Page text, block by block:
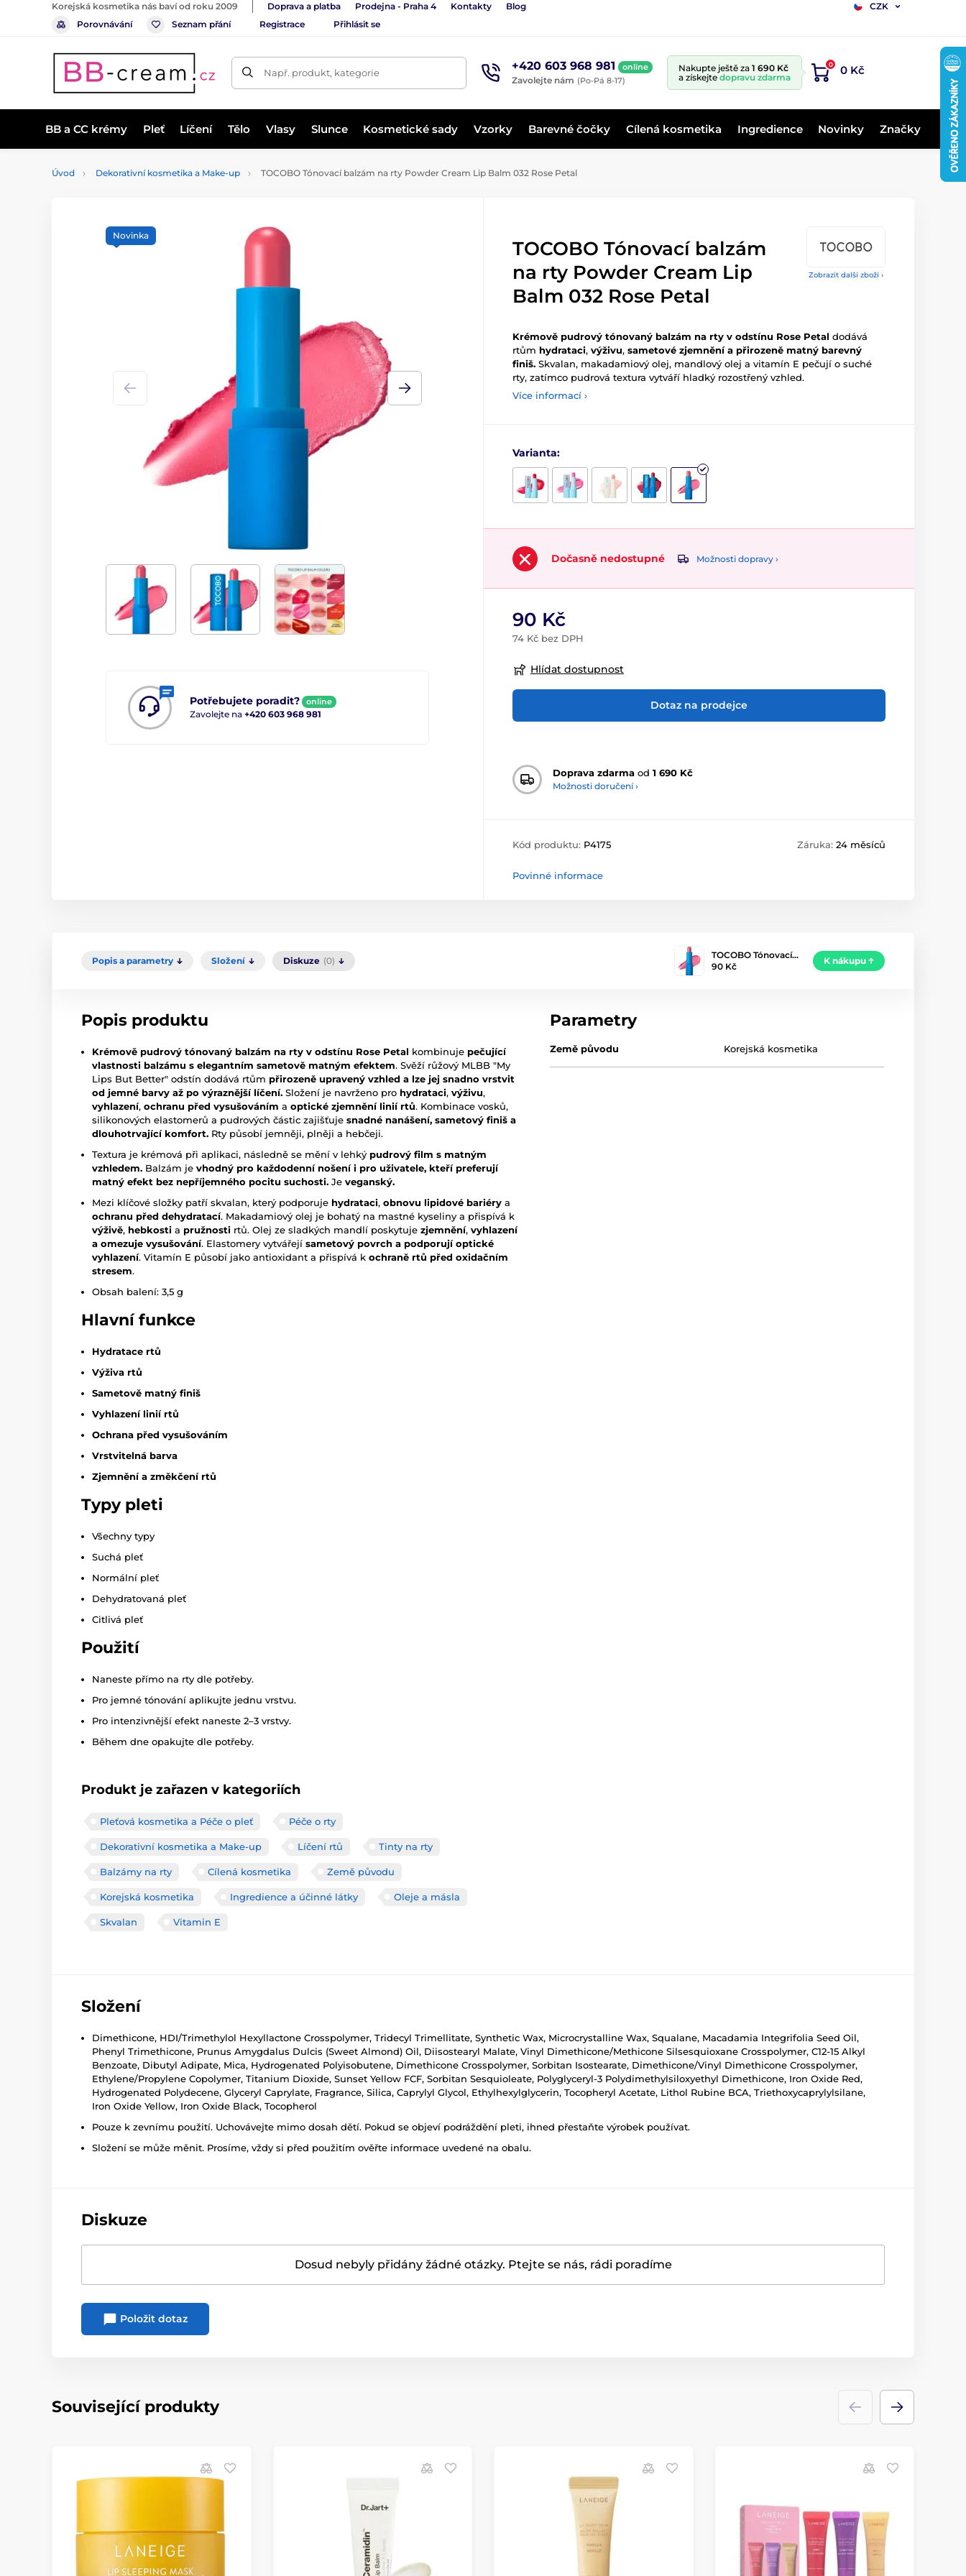
Korejská kosmetika nás baví od roku 2009 Doprava a platba Prodejna - Praha 4 Kontakty Blog
CZK
Porovnávání
Seznam přání Registrace Přihlásit se
Např. produkt, kategorie +420 603 968 981 online
Zavolejte nám (Po-Pá 8-17)
Nakupte ještě za 1 690 Kč
a získejte dopravu zdarma
0 0 Kč
BB a CC krémy Pleť Líčení Tělo Vlasy Slunce Kosmetické sady Vzorky Barevné čočky Cílená kosmetika Ingredience Novinky Značky
Úvod Dekorativní kosmetika a Make-up TOCOBO Tónovací balzám na rty Powder Cream Lip Balm 032 Rose Petal
Zobrazit další zboží ›
Potřebujete poradit? online
Zavolejte na +420 603 968 981
Novinka
TOCOBO Tónovací balzám
na rty Powder Cream Lip
Balm 032 Rose Petal
Krémově pudrový tónovaný balzám na rty v odstínu Rose Petal dodává
rtům hydrataci, výživu, sametové zjemnění a přirozeně matný barevný
finiš. Skvalan, makadamiový olej, mandlový olej a vitamín E pečují o suché
rty, zatímco pudrová textura vytváří hladký rozostřený vzhled.
Více informací ›
Varianta:
Dočasně nedostupné Možnosti dopravy ›
90 Kč
74 Kč bez DPH
Hlídat dostupnost
Dotaz na prodejce
Doprava zdarma od 1 690 Kč
Možnosti doručení ›
Kód produktu: P4175 Záruka: 24 měsíců
Povinné informace
Popis a parametry Složení Diskuze (0)
TOCOBO Tónovací…
90 Kč
K nákupu
Popis produktu
Krémově pudrový tónovaný balzám na rty v odstínu Rose Petal kombinuje pečující
vlastnosti balzámu s elegantním sametově matným efektem. Svěží růžový MLBB "My
Lips But Better" odstín dodává rtům přirozeně upravený vzhled a lze jej snadno vrstvit
od jemné barvy až po výraznější líčení. Složení je navrženo pro hydrataci, výživu,
vyhlazení, ochranu před vysušováním a optické zjemnění linií rtů. Kombinace vosků,
silikonových elastomerů a pudrových částic zajišťuje snadné nanášení, sametový finiš a
dlouhotrvající komfort. Rty působí jemněji, plněji a hebčeji.
Textura je krémová při aplikaci, následně se mění v lehký pudrový film s matným
vzhledem. Balzám je vhodný pro každodenní nošení i pro uživatele, kteří preferují
matný efekt bez nepříjemného pocitu suchosti. Je veganský.
Mezi klíčové složky patří skvalan, který podporuje hydrataci, obnovu lipidové bariéry a
ochranu před dehydratací. Makadamiový olej je bohatý na mastné kyseliny a přispívá k
výživě, hebkosti a pružnosti rtů. Olej ze sladkých mandlí poskytuje zjemnění, vyhlazení
a omezuje vysušování. Elastomery vytvářejí sametový povrch a podporují optické
vyhlazení. Vitamín E působí jako antioxidant a přispívá k ochraně rtů před oxidačním
stresem.
Obsah balení: 3,5 g
Hlavní funkce
Hydratace rtů
Výživa rtů
Sametově matný finiš
Vyhlazení linií rtů
Ochrana před vysušováním
Vrstvitelná barva
Zjemnění a změkčení rtů
Typy pleti
Všechny typy
Suchá pleť
Normální pleť
Dehydratovaná pleť
Citlivá pleť
Použití
Naneste přímo na rty dle potřeby.
Pro jemné tónování aplikujte jednu vrstvu.
Pro intenzivnější efekt naneste 2–3 vrstvy.
Během dne opakujte dle potřeby.
Produkt je zařazen v kategoriích
Pleťová kosmetika a Péče o pleť Péče o rty
Dekorativní kosmetika a Make-up Líčení rtů Tinty na rty
Balzámy na rty Cílená kosmetika Země původu
Korejská kosmetika Ingredience a účinné látky Oleje a másla
Skvalan Vitamin E
Parametry
Země původu Korejská kosmetika
Složení
Dimethicone, HDI/Trimethylol Hexyllactone Crosspolymer, Tridecyl Trimellitate, Synthetic Wax, Microcrystalline Wax, Squalane, Macadamia Integrifolia Seed Oil,
Phenyl Trimethicone, Prunus Amygdalus Dulcis (Sweet Almond) Oil, Diisostearyl Malate, Vinyl Dimethicone/Methicone Silsesquioxane Crosspolymer, C12-15 Alkyl
Benzoate, Dibutyl Adipate, Mica, Hydrogenated Polyisobutene, Dimethicone Crosspolymer, Sorbitan Isostearate, Dimethicone/Vinyl Dimethicone Crosspolymer,
Ethylene/Propylene Copolymer, Titanium Dioxide, Sunset Yellow FCF, Sorbitan Sesquioleate, Polyglyceryl-3 Polydimethylsiloxyethyl Dimethicone, Iron Oxide Red,
Hydrogenated Polydecene, Glyceryl Caprylate, Fragrance, Silica, Caprylyl Glycol, Ethylhexylglycerin, Tocopheryl Acetate, Lithol Rubine BCA, Triethoxycaprylylsilane,
Iron Oxide Yellow, Iron Oxide Black, Tocopherol
Pouze k zevnímu použití. Uchovávejte mimo dosah dětí. Pokud se objeví podráždění pleti, ihned přestaňte výrobek používat.
Složení se může měnit. Prosíme, vždy si před použitím ověřte informace uvedené na obalu.
Diskuze
Dosud nebyly přidány žádné otázky. Ptejte se nás, rádi poradíme
Položit dotaz
Související produkty